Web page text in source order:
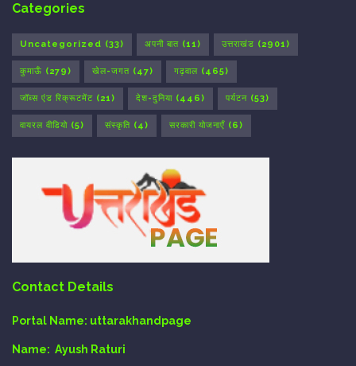
Categories
Uncategorized (33) अपनी बात (11) उत्तराखंड (2901)
कुमाऊँ (279) खेल-जगत (47) गढ़वाल (465)
जॉब्स एंड रिक्रूटमेंट (21) देश-दुनिया (446) पर्यटन (53)
वायरल वीडियो (5) संस्कृति (4) सरकारी योजनाएँ (6)
Contact Details
Portal Name: uttarakhandpage
Name: Ayush Raturi